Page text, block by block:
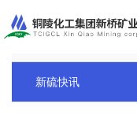
新硫快讯